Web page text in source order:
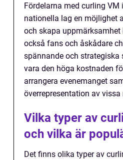
Fördelarna med curling
nationella lag en möjlighet
och skapa uppmärksamhet
också fans och åskådare
spännande och strategiska
vara den höga kostnaden
arrangera evenemanget
överrepresentation av vissa
Vilka typer av
och vilka är
Det finns olika typer av